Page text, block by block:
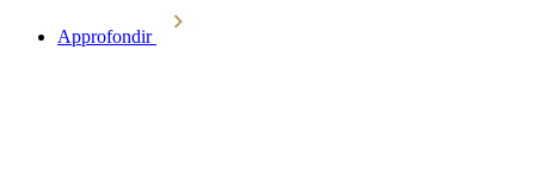
Approfondir